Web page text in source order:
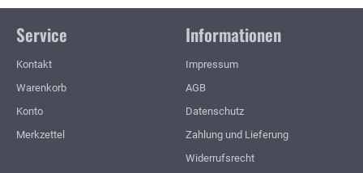
Service
Kontakt
Warenkorb
Konto
Merkzettel
Informationen
Impressum
AGB
Datenschutz
Zahlung und Lieferung
Widerrufsrecht